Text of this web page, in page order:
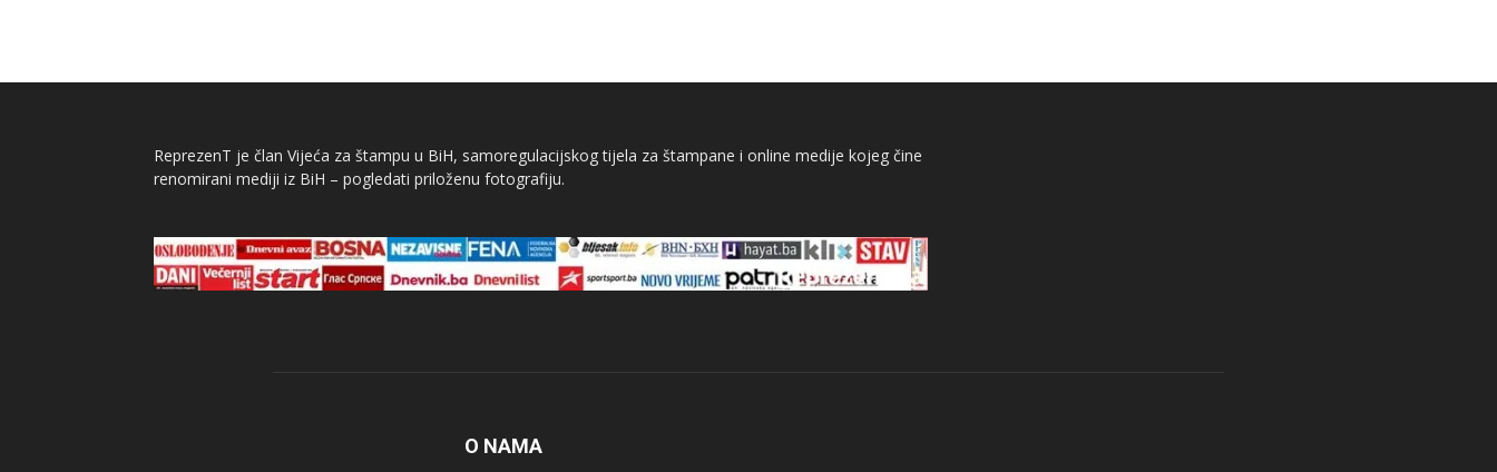
ReprezenT je član Vijeća za štampu u BiH, samoregulacijskog tijela za štampane i online medije kojeg čine
renomirani mediji iz BiH – pogledati priloženu fotografiju.
O NAMA